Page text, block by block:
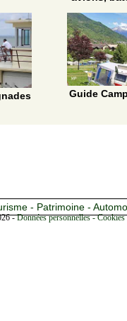
Guide
- Patrimoine -
-Données personnelles -